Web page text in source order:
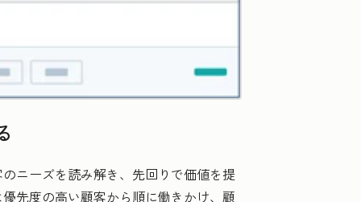
ニーズを読み解き、先回りで価値を提
先度の高い顧客から順に働きかけ、顧